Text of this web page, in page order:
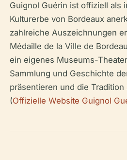
Guignol Guérin ist offiziell als
Kulturerbe von Bordeaux
zahlreiche Auszeichnungen
Médaille de la Ville de
ein eigenes Museums-
Sammlung und Geschichte
präsentieren und die
(Offizielle Website Guignol